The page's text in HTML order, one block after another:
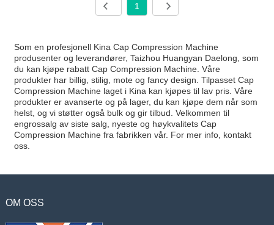
1
Som en profesjonell Kina Cap Compression Machine
produsenter og leverandører, Taizhou Huangyan Daelong, som
du kan kjøpe rabatt Cap Compression Machine. Våre
produkter har billig, stilig, mote og fancy design. Tilpasset Cap
Compression Machine laget i Kina kan kjøpes til lav pris. Våre
produkter er avanserte og på lager, du kan kjøpe dem når som
helst, og vi støtter også bulk og gir tilbud. Velkommen til
engrossalg av siste salg, nyeste og høykvalitets Cap
Compression Machine fra fabrikken vår. For mer info, kontakt
oss.
OM OSS